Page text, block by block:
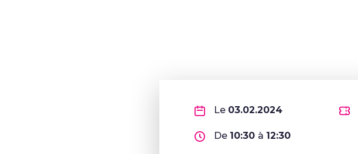
Le 03.02.2024
De 10:30 à 12:30